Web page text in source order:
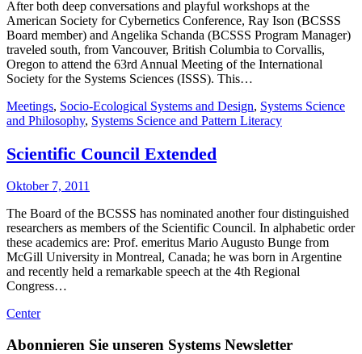
After both deep conversations and playful workshops at the
American Society for Cybernetics Conference, Ray Ison (BCSSS
Board member) and Angelika Schanda (BCSSS Program Manager)
traveled south, from Vancouver, British Columbia to Corvallis,
Oregon to attend the 63rd Annual Meeting of the International
Society for the Systems Sciences (ISSS). This…
Meetings, Socio-Ecological Systems and Design, Systems Science
and Philosophy, Systems Science and Pattern Literacy
Scientific Council Extended
Oktober 7, 2011
The Board of the BCSSS has nominated another four distinguished
researchers as members of the Scientific Council. In alphabetic order
these academics are: Prof. emeritus Mario Augusto Bunge from
McGill University in Montreal, Canada; he was born in Argentine
and recently held a remarkable speech at the 4th Regional
Congress…
Center
Abonnieren Sie unseren Systems Newsletter